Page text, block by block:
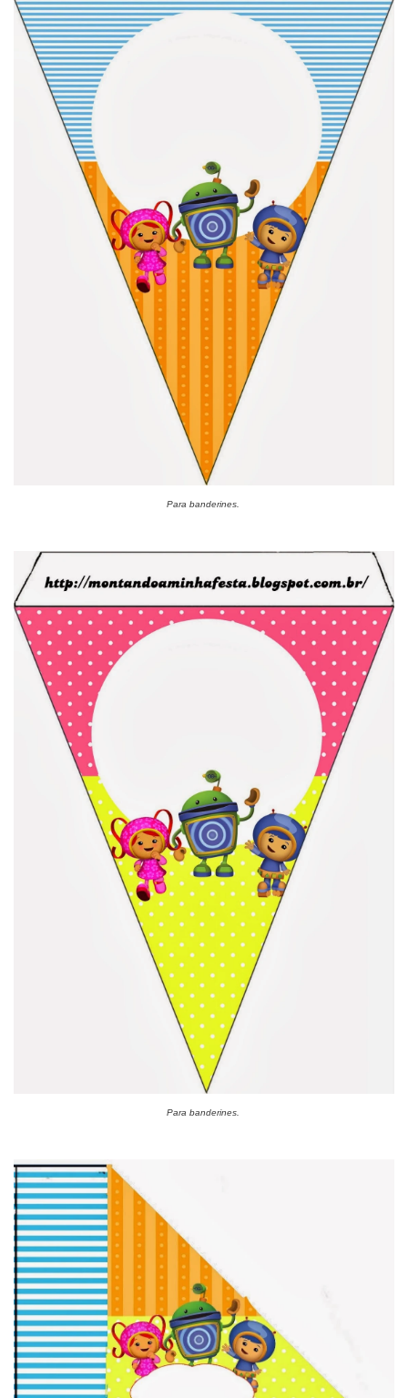
Para banderines.
Para banderines.